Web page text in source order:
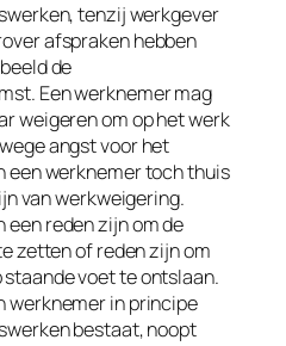
tenzij werkgever
afspraken hebben
de
Een werknemer mag
weigeren om op het werk
angst voor het
een werknemer toch thuis
van werkweigering.
een reden zijn om de
zetten of reden zijn om
voet te ontslaan.
werknemer in principe
bestaat, noopt